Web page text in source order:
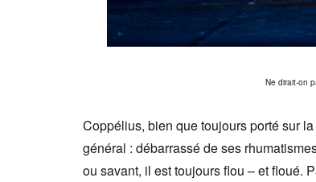
Ne dirait-on
Coppélius, bien que toujours porté sur
général : débarrassé de ses
ou savant, il est toujours flou – et floué.